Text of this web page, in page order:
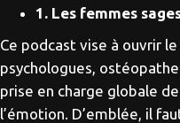
1. Les femmes
Ce podcast vise à ouvrir
psychologues,
prise en charge globale
l’émotion. D’emblée, il